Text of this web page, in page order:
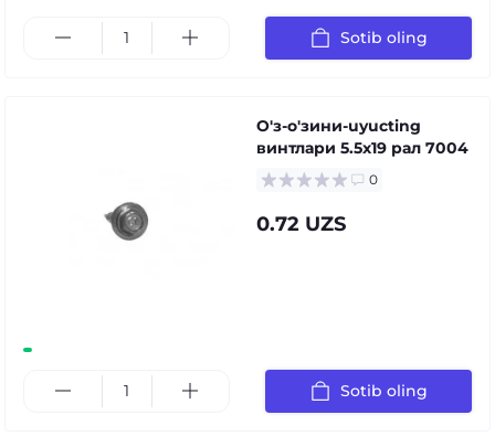
Sotib oling
О'з-о'зини-uyucting
винтлари 5.5x19 рал 7004
0
0.72 UZS
Sotib oling